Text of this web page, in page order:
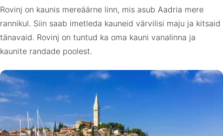
Rovinj on kaunis mereäärne linn, mis asub Aadria mere
rannikul. Siin saab imetleda kauneid värvilisi maju ja kitsaid
tänavaid. Rovinj on tuntud ka oma kauni vanalinna ja
kaunite randade poolest.